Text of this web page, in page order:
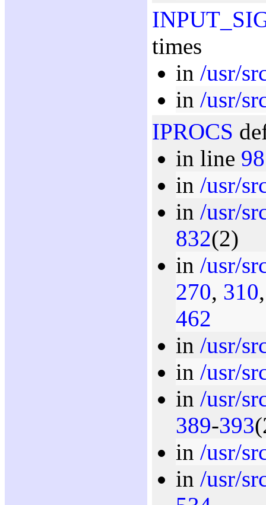
times
in /usr/
in /usr/
IPROCS
in line 98
in /usr/
in /usr/
832(2)
in /usr/
270, 310
462
in /usr/
in /usr/
in /usr/
389-393
in /usr/
in /usr/